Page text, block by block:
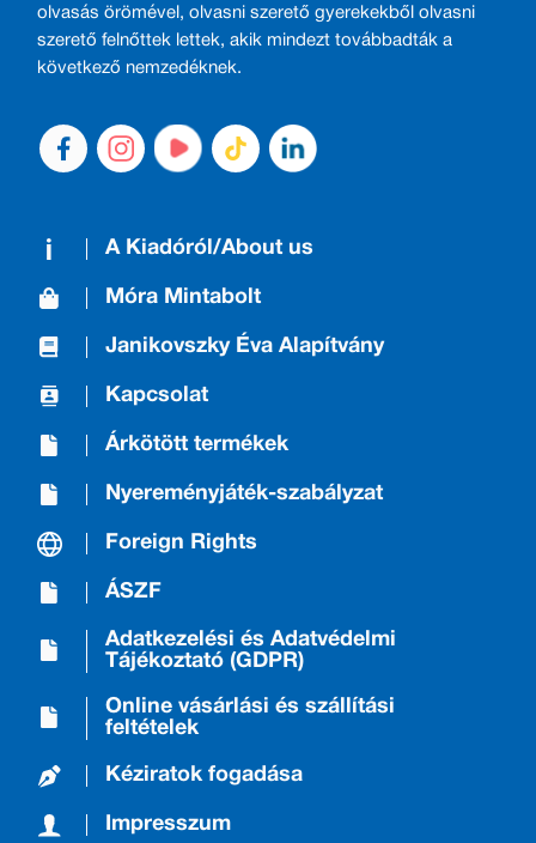
olvasás örömével, olvasni szerető gyerekekből olvasni
szerető felnőttek lettek, akik mindezt továbbadták a
következő nemzedéknek.
A Kiadóról/About us
Móra Mintabolt
Janikovszky Éva Alapítvány
Kapcsolat
Árkötött termékek
Nyereményjáték-szabályzat
Foreign Rights
ÁSZF
Adatkezelési és Adatvédelmi
Tájékoztató (GDPR)
Online vásárlási és szállítási
feltételek
Kéziratok fogadása
Impresszum